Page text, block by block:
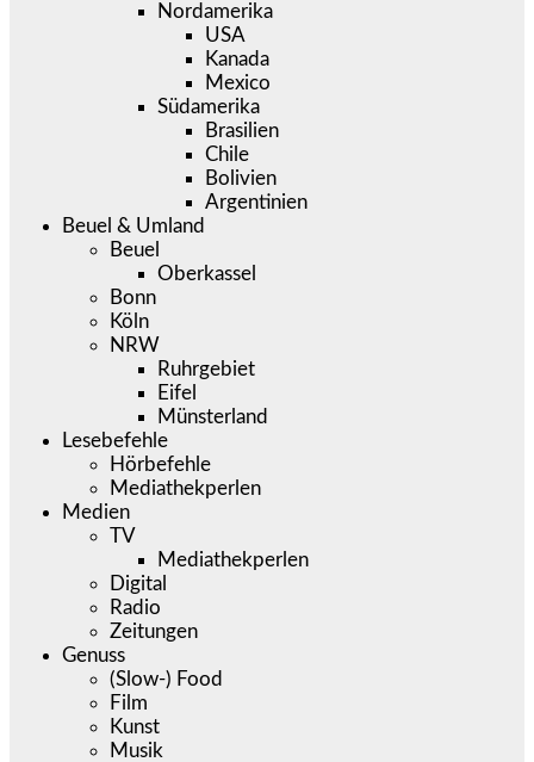
Nordamerika
USA
Kanada
Mexico
Südamerika
Brasilien
Chile
Bolivien
Argentinien
Beuel & Umland
Beuel
Oberkassel
Bonn
Köln
NRW
Ruhrgebiet
Eifel
Münsterland
Lesebefehle
Hörbefehle
Mediathekperlen
Medien
TV
Mediathekperlen
Digital
Radio
Zeitungen
Genuss
(Slow-) Food
Film
Kunst
Musik